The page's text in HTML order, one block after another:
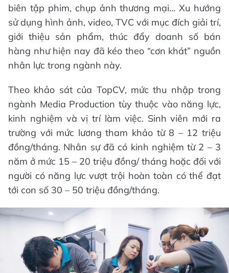
biên tập phim, chụp ảnh thương mại… Xu hướng
sử dụng hình ảnh, video, TVC với mục đích giải trí,
giới thiệu sản phẩm, thúc đẩy doanh số bán
hàng như hiện nay đã kéo theo “cơn khát” nguồn
nhân lực trong ngành này.
Theo khảo sát của TopCV, mức thu nhập trong
ngành Media Production tùy thuộc vào năng lực,
kinh nghiệm và vị trí làm việc. Sinh viên mới ra
trường với mức lương tham khảo từ 8 – 12 triệu
đồng/tháng. Nhân sự đã có kinh nghiệm từ 2 – 3
năm ở mức 15 – 20 triệu đồng/ tháng hoặc đối với
người có năng lực vượt trội hoàn toàn có thể đạt
tới con số 30 – 50 triệu đồng/tháng.